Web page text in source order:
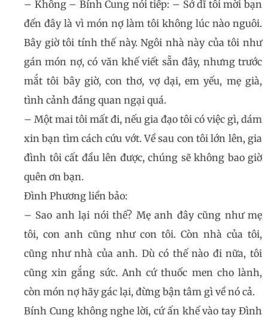
– Không – Bính Cung nói tiếp: – Sở dĩ tôi mời bạn
đến đây là vì món nợ làm tôi không lúc nào nguôi.
Bây giờ tôi tính thế này. Ngôi nhà này của tôi như
gán món nợ, có văn khế viết sẵn đây, nhưng trước
mắt tôi bây giờ, con thơ, vợ dại, em yếu, mẹ già,
tình cảnh đáng quan ngại quá.
– Một mai tôi mất đi, nếu gia đạo tôi có việc gì, dám
xin bạn tìm cách cứu vớt. Về sau con tôi lớn lên, gia
đình tôi cất đầu lên được, chúng sẽ không bao giờ
quên ơn bạn.
Đình Phương liền bảo:
– Sao anh lại nói thế? Mẹ anh đây cũng như mẹ
tôi, con anh cũng như con tôi. Còn nhà của tôi,
cũng như nhà của anh. Dù có thế nào đi nữa, tôi
cũng xin gắng sức. Anh cứ thuốc men cho lành,
còn món nợ hãy gác lại, đừng bận tâm gì về nó cả.
Bính Cung không nghe lời, cứ ấn khế vào tay Đình